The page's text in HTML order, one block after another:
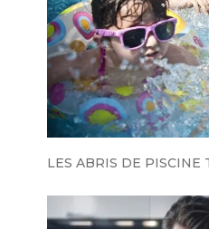
LES ABRIS DE PISCINE